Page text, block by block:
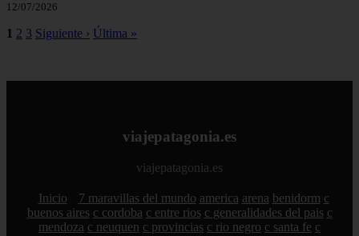
12/07/2026
1 2 3 Siguiente › Última »
viajepatagonia.es
viajepatagonia.es
Inicio 7 maravillas del mundo america arena benidorm c
buenos aires c cordoba c entre rios c generalidades del pais c
mendoza c neuquen c provincias c rio negro c santa fe c